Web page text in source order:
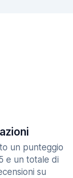
un punteggio
e un totale di
su